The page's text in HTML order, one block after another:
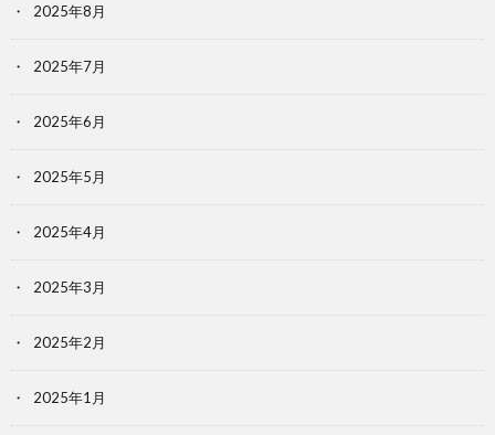
2025年8月
2025年7月
2025年6月
2025年5月
2025年4月
2025年3月
2025年2月
2025年1月